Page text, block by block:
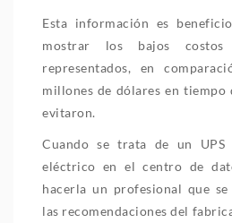
Esta información es
mostrar los bajos costos
representados, en
millones de dólares en tiempo
evitaron.
Cuando se trata de un UPS
eléctrico en el centro de
hacerla un profesional que
las recomendaciones del